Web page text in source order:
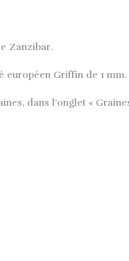
Zanzibar.
européen Griffin de 1 mm.
dans l’onglet «